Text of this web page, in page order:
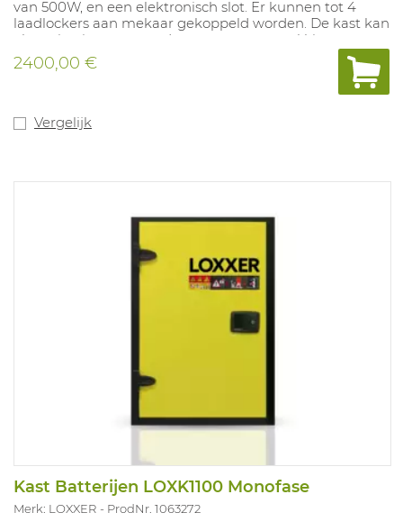
van 500W, en een elektronisch slot. Er kunnen tot 4
laadlockers aan mekaar gekoppeld worden. De kast kan
als optie uitgerust worden met een aerosol kit.
(1064585-deze dient samen met de kast besteld te
worden)
vermelden of er een heftruck aanwezig is.
2400,00 €
Vergelijk
Kast Batterijen LOXK1100 Monofase
Merk: LOXXER ProdNr. 1063272